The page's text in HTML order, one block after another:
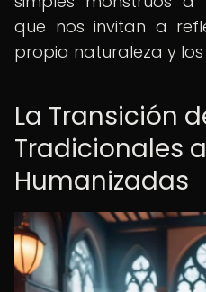
que nos invitan a
propia naturaleza y
La Transición
Tradicionales
Humanizadas